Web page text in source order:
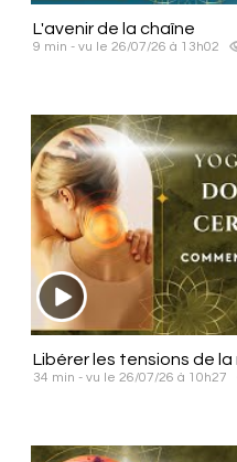
L'avenir de la chaîne
9 min - vu le 26/07/26 à 13h02
Libérer les tensions de la
34 min - vu le 26/07/26 à 10h27